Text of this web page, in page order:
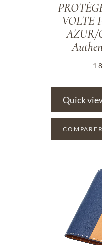
VOLTE
AZUR/
Quick
COMPARER